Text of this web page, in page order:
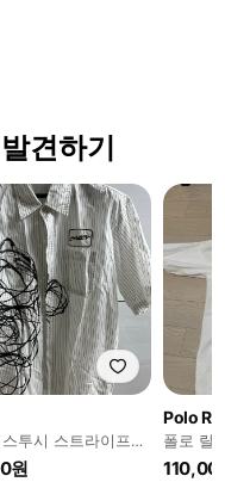
견하기
스투시 스트라이프
셔츠 L
원
Polo
폴로 랄
식 핏 L